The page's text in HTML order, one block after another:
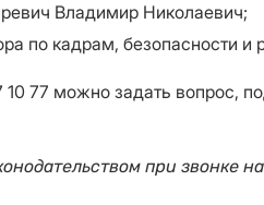
Владимир Николаевич;
по кадрам, безопасности
10 77 можно задать
при